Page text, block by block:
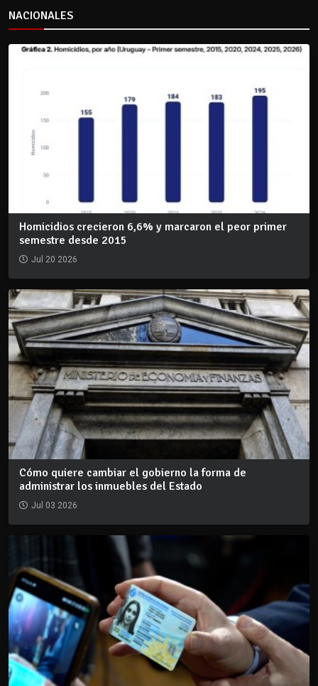
NACIONALES
Homicidios crecieron 6,6% y marcaron el peor primer
semestre desde 2015
Jul 20 2026
Cómo quiere cambiar el gobierno la forma de
administrar los inmuebles del Estado
Jul 03 2026